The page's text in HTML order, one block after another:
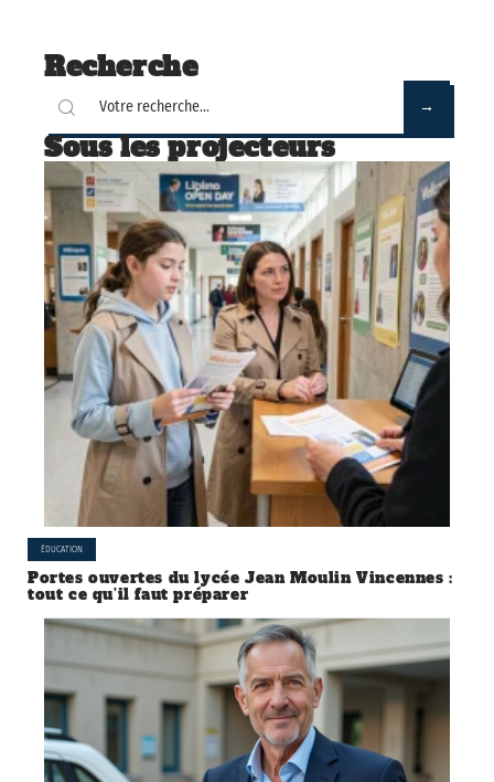
Recherche
Sous les projecteurs
ÉDUCATION
Portes ouvertes du lycée Jean Moulin Vincennes :
tout ce qu’il faut préparer